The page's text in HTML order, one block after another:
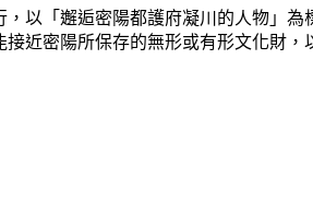
以「邂逅密陽都護府凝川的人物」
近密陽所保存的無形或有形文化財，